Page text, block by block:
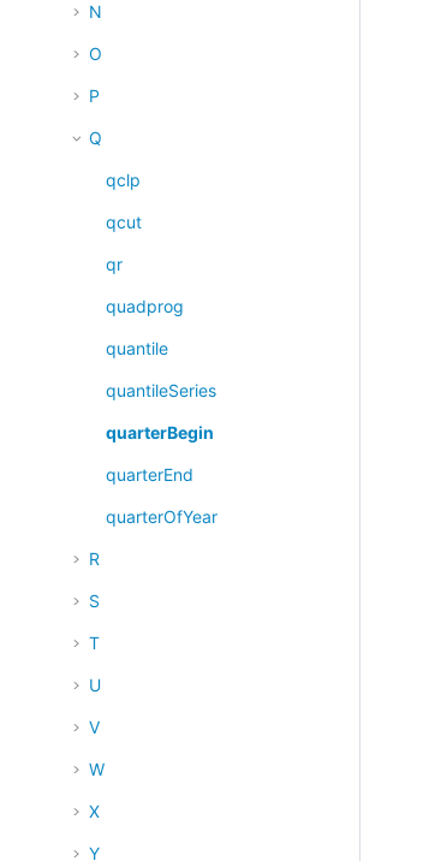
N
O
P
Q
qclp
qcut
qr
quadprog
quantile
quantileSeries
quarterBegin
quarterEnd
quarterOfYear
R
S
T
U
V
W
X
Y